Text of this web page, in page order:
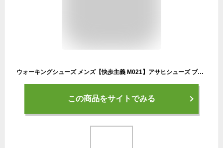
ウォーキングシューズ メンズ【快歩主義 M021】アサヒシューズ ブラウン ブラック 高齢者 靴 プレゼント シニア 幅広 紳士靴 軽い 軽量 ゆったり 4E 上品 抗菌 防臭 ひざの負担 軽減 履きやすい スニーカー 日本製 マジックテープ 父の日 母の日 敬老の日 ギフト プレゼント
この商品をサイトでみる